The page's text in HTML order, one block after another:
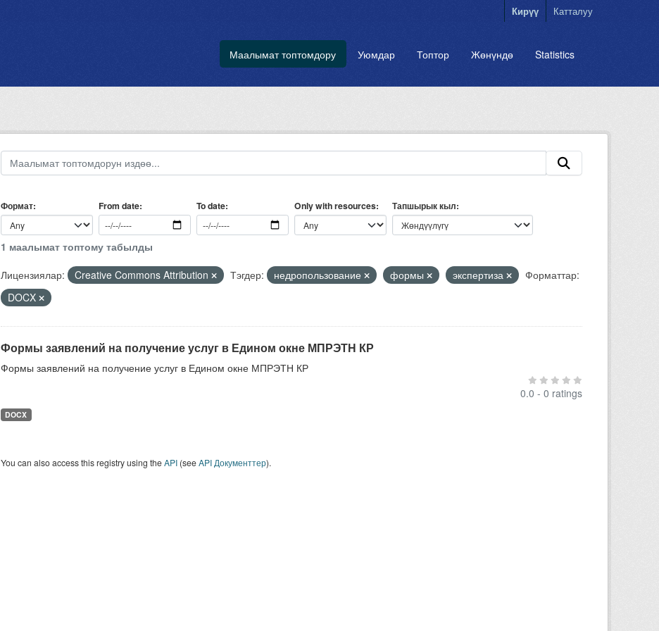
Кирүү Катталуу
Маалымат топтомдору Уюмдар Топтор Жөнүндө Statistics
Формат From date To date Only with resources Тапшырык кыл
1 маалымат топтому табылды
Лицензиялар:
Creative Commons Attribution Тэгдер: недропользование формы экспертиза
Форматтар:
DOCX
Формы заявлений на получение услуг в Едином окне МПРЭТН КР
Формы заявлений на получение услуг в Едином окне МПРЭТН КР
0.0 - 0 ratings
DOCX
You can also access this registry using theAPI(seeAPI Документтер).